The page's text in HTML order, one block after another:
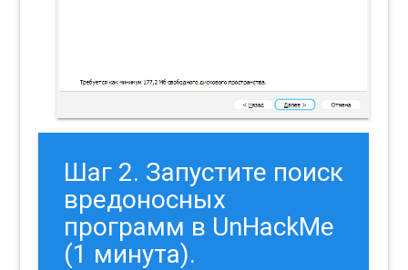
Шаг 2. Запустите поиск
вредоносных
программ в UnHackMe
(1 минута).